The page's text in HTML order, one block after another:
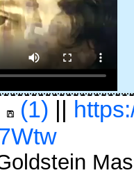
(1) ||